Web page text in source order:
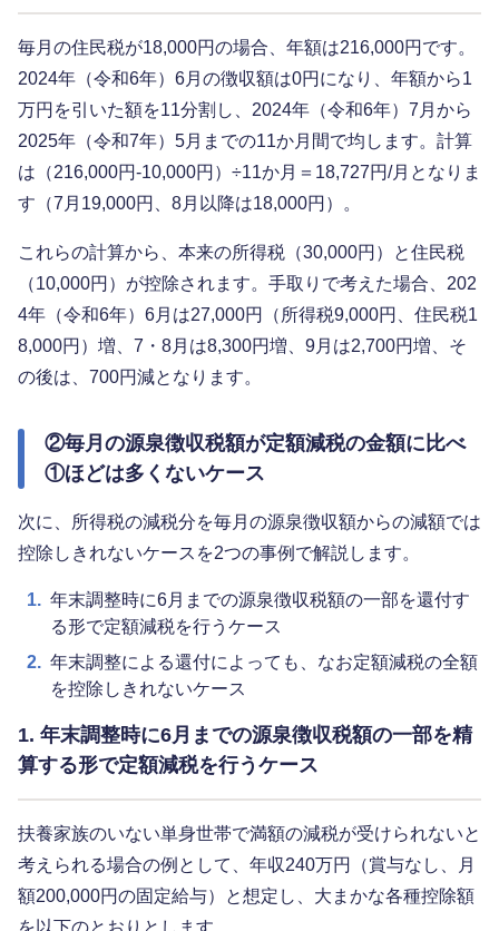
毎月の住民税が18,000円の場合、年額は216,000円です。
2024年（令和6年）6月の徴収額は0円になり、年額から1
万円を引いた額を11分割し、2024年（令和6年）7月から
2025年（令和7年）5月までの11か月間で均します。計算
は（216,000円-10,000円）÷11か月＝18,727円/月となりま
す（7月19,000円、8月以降は18,000円）。
これらの計算から、本来の所得税（30,000円）と住民税
（10,000円）が控除されます。手取りで考えた場合、202
4年（令和6年）6月は27,000円（所得税9,000円、住民税1
8,000円）増、7・8月は8,300円増、9月は2,700円増、そ
の後は、700円減となります。
②毎月の源泉徴収税額が定額減税の金額に比べ
①ほどは多くないケース
次に、所得税の減税分を毎月の源泉徴収額からの減額では
控除しきれないケースを2つの事例で解説します。
1. 年末調整時に6月までの源泉徴収税額の一部を還付す
る形で定額減税を行うケース
2. 年末調整による還付によっても、なお定額減税の全額
を控除しきれないケース
1. 年末調整時に6月までの源泉徴収税額の一部を精
算する形で定額減税を行うケース
扶養家族のいない単身世帯で満額の減税が受けられないと
考えられる場合の例として、年収240万円（賞与なし、月
額200,000円の固定給与）と想定し、大まかな各種控除額